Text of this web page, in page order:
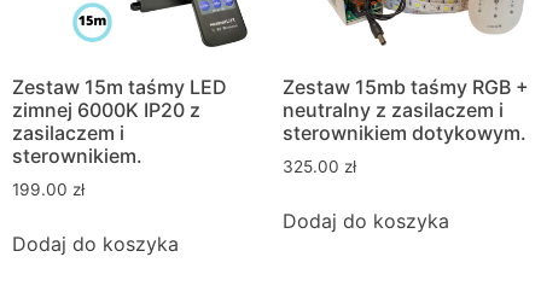
Zestaw 15m taśmy LED
zimnej 6000K IP20 z
zasilaczem i
sterownikiem.
199.00 zł
Dodaj do koszyka
Zestaw 15mb taśmy RGB +
neutralny z zasilaczem i
sterownikiem dotykowym.
325.00 zł
Dodaj do koszyka